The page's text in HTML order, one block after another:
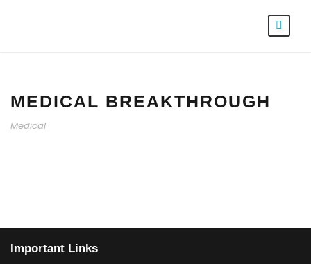
MEDICAL BREAKTHROUGH
Medical
Important Links